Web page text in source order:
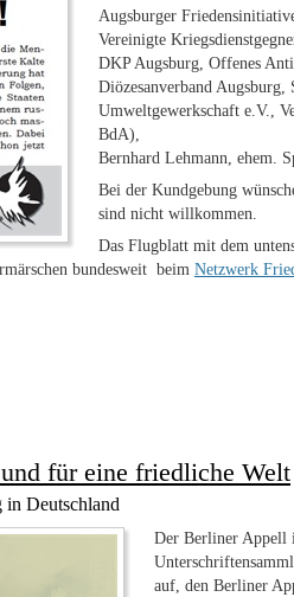
Augsburger
Vereinigte
DKP Augsburg, Offenes
Diözesanverband
Umweltgewerkschaft e.V.,
BdA),
Bernhard Lehmann, ehem.
Bei der Kundgebung
sind nicht willkommen.
Das Flugblatt mit dem
bundesweit beim Netzwerk
für eine friedliche Welt
in Deutschland
Der Berliner Appell
auf, den Berliner